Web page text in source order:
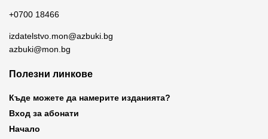
+0700 18466
izdatelstvo.mon@azbuki.bg
azbuki@mon.bg
Полезни линкове
Къде можете да намерите изданията?
Вход за абонати
Начало